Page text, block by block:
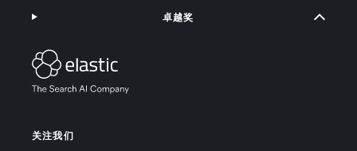
关注我们
卓越奖